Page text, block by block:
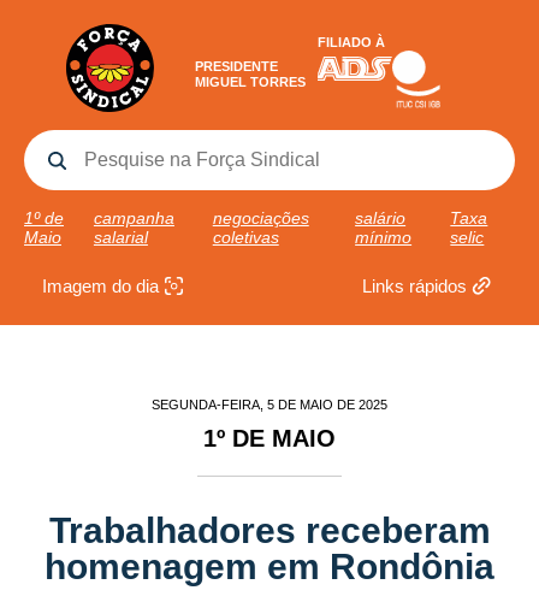
PRESIDENTE
MIGUEL TORRES
FILIADO À
1º de
Maio
campanha
salarial
negociações
coletivas
salário
mínimo
Taxa
selic
Imagem do dia Links rápidos
SEGUNDA-FEIRA, 5 DE MAIO DE 2025
1º DE MAIO
Trabalhadores receberam
homenagem em Rondônia